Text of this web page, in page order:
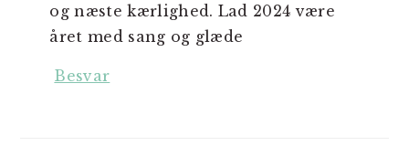
og næste kærlighed. Lad 2024 være
året med sang og glæde
Besvar